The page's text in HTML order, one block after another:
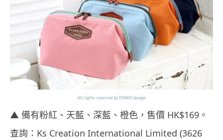
▲ 備有粉紅、天藍、深藍、橙色，售價 HK$169。
查詢：Ks Creation International Limited (3626